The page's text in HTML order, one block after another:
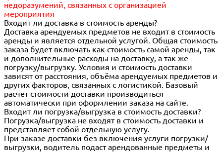
недоразумений, связанных с организацией
мероприятия
Входит ли доставка в стоимость аренды?
Доставка арендуемых предметов не входит в стоимость
аренды и является отдельной услугой. Общая стоимость
заказа будет включать как стоимость самой аренды, так
и дополнительные расходы на доставку, а так же
погрузку/выгрузку. Условия и стоимость доставки
зависят от расстояния, объёма арендуемых предметов и
других факторов, связанных с логистикой. Базовый
расчет стоимости доставки производиться
автоматически при оформлении заказа на сайте.
Входит ли погрузка/выгрузка в стоимость доставки?
Погрузка/выгрузка не входят в стоимость доставки и
представляет собой отдельную услугу.
При заказе доставки без включения услуги погрузки/
выгрузки, водитель подаст арендованные предметы и